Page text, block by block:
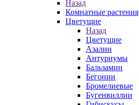
Назад
Комнатные растения
Цветущие
Назад
Цветущие
Азалии
Антуриумы
Бальзамин
Бегонии
Бромелиевые
Бугенвиллии